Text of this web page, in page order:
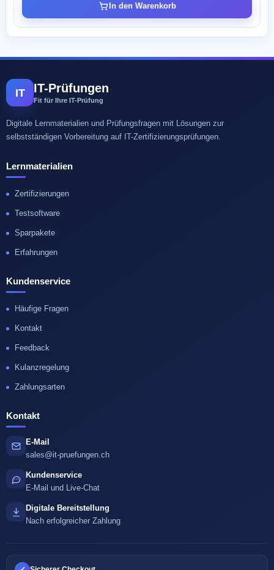
In den Warenkorb
IT IT-Prüfungen
Fit für Ihre IT-Prüfung
Digitale Lernmaterialien und Prüfungsfragen mit Lösungen zur
selbstständigen Vorbereitung auf IT-Zertifizierungsprüfungen.
Lernmaterialien
Zertifizierungen
Testsoftware
Sparpakete
Erfahrungen
Kundenservice
Häufige Fragen
Kontakt
Feedback
Kulanzregelung
Zahlungsarten
Kontakt
E-Mail
sales@it-pruefungen.ch
Kundenservice
E-Mail und Live-Chat
Digitale Bereitstellung
Nach erfolgreicher Zahlung